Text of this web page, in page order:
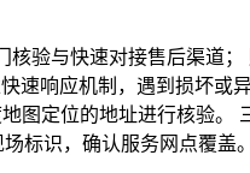
验与快速对接售后渠道
响应机制，遇到损坏或
定位的地址进行核验。
标识，确认服务网点覆盖。